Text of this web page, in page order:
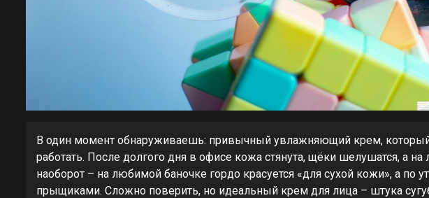
В один момент обнаруживаешь: привычный увлажняющий крем, который
работать. После долгого дня в офисе кожа стянута, щёки шелушатся, а
наоборот – на любимой баночке гордо красуется «для сухой кожи», а по
прыщиками. Сложно поверить, но идеальный крем для лица – штука